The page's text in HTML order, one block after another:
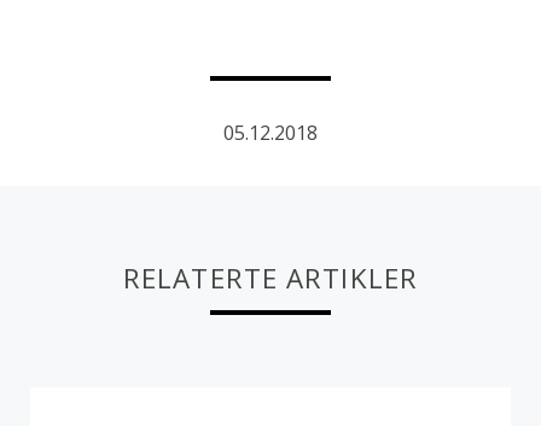
05.12.2018
RELATERTE ARTIKLER